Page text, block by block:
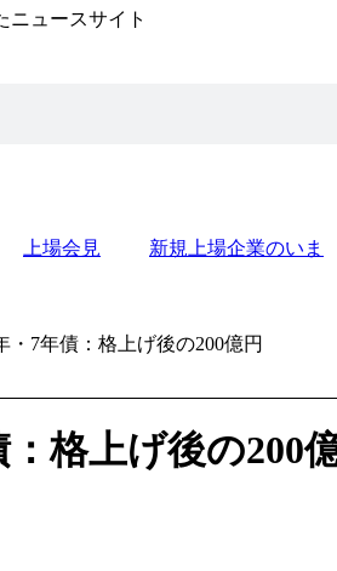
ニュースサイト
上場会見 新規上場企業のいま
・7年債：格上げ後の200億円
格上げ後の200